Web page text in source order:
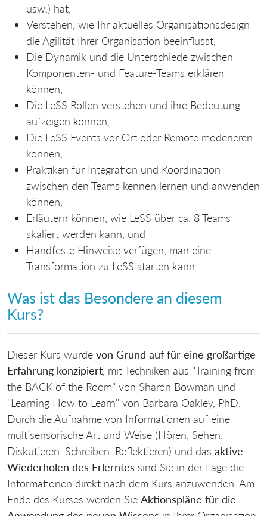
usw.) hat,
Verstehen, wie Ihr aktuelles Organisationsdesign
die Agilität Ihrer Organisation beeinflusst,
Die Dynamik und die Unterschiede zwischen
Komponenten- und Feature-Teams erklären
können,
Die LeSS Rollen verstehen und ihre Bedeutung
aufzeigen können,
Die LeSS Events vor Ort oder Remote moderieren
können,
Praktiken für Integration und Koordination
zwischen den Teams kennen lernen und anwenden
können,
Erläutern können, wie LeSS über ca. 8 Teams
skaliert werden kann, und
Handfeste Hinweise verfügen, man eine
Transformation zu LeSS starten kann.
Was ist das Besondere an diesem
Kurs?
Dieser Kurs wurde von Grund auf für eine großartige
Erfahrung konzipiert , mit Techniken aus "Training from
the BACK of the Room" von Sharon Bowman und
"Learning How to Learn" von Barbara Oakley, PhD.
Durch die Aufnahme von Informationen auf eine
multisensorische Art und Weise (Hören, Sehen,
Diskutieren, Schreiben, Reflektieren) und das aktive
Wiederholen des Erlerntes sind Sie in der Lage die
Informationen direkt nach dem Kurs anzuwenden. Am
Ende des Kurses werden Sie Aktionspläne für die